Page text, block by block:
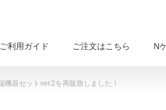
ご利用ガイド ご注文はこちら N
器セットver.2を再販致しました！